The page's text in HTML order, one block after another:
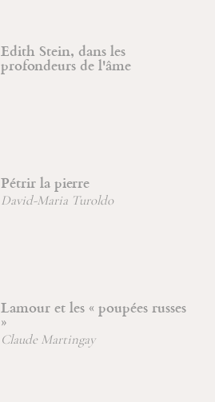
Edith Stein, dans les
profondeurs de l'âme
Pétrir la pierre
David-Maria Turoldo
Lamour et les « poupées russes
»
Claude Martingay